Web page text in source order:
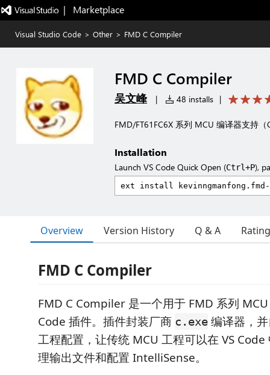
|   Marketplace
Visual Studio Code > Other > FMD C Compiler
FMD C Compiler
吴文峰 | 48 installs |
FMD/FT61FC6X 系列 MCU 编译器支持（
Installation
Launch VS Code Quick Open (Ctrl+P),
Overview Version History Q & A
FMD C Compiler
FMD C Compiler 是一个用于 FMD 系列
Code 插件。插件封装厂商 c.exe 编译器，
工程配置，让传统 MCU 工程可以在 VS
理输出文件和配置 IntelliSense。